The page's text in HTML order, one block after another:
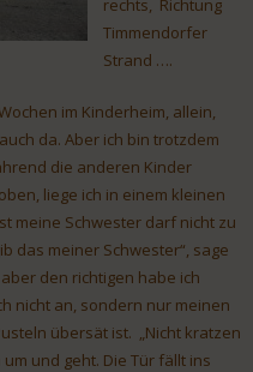
rechts, Richtung
Timmendorfer
Strand ….
im Kinderheim, allein,
da. Aber ich bin trotzdem
die anderen Kinder
liege ich in einem kleinen
meine Schwester darf nicht zu
das meiner Schwester“, sage
den richtigen habe ich
nicht an, sondern nur meinen
übersät ist. „Nicht kratzen
und geht. Die Tür fällt ins